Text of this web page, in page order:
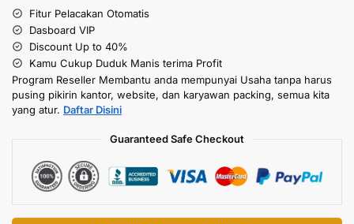
Fitur Pelacakan Otomatis
Dasboard VIP
Discount Up to 40%
Kamu Cukup Duduk Manis terima Profit
Program Reseller Membantu anda mempunyai Usaha tanpa harus
pusing pikirin kantor, website, dan karyawan packing, semua kita
yang atur. Daftar Disini
Guaranteed Safe Checkout